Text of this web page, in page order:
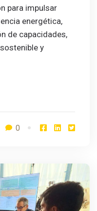
para impulsar
energética,
de capacidades,
y
0